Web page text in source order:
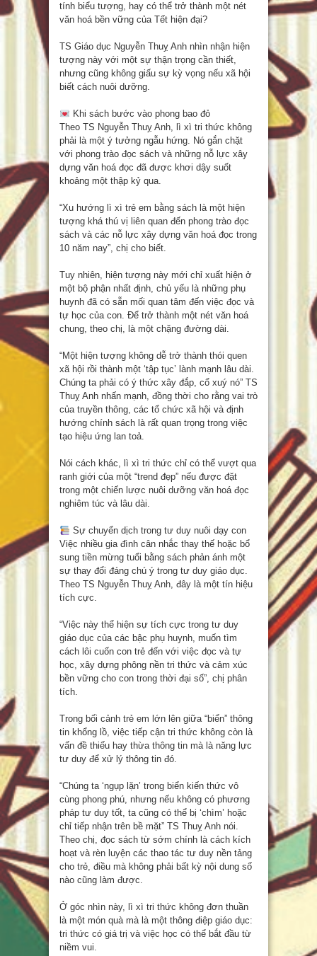
tính biểu tượng, hay có thể trở thành một nét
văn hoá bền vững của Tết hiện đại?
TS Giáo dục Nguyễn Thuỵ Anh nhìn nhận hiện
tượng này với một sự thận trọng cần thiết,
nhưng cũng không giấu sự kỳ vọng nếu xã hội
biết cách nuôi dưỡng.
Khi sách bước vào phong bao đỏ
Theo TS Nguyễn Thuỵ Anh, lì xì tri thức không
phải là một ý tưởng ngẫu hứng. Nó gắn chặt
với phong trào đọc sách và những nỗ lực xây
dựng văn hoá đọc đã được khơi dậy suốt
khoảng một thập kỷ qua.
“Xu hướng lì xì trẻ em bằng sách là một hiện
tượng khá thú vị liên quan đến phong trào đọc
sách và các nỗ lực xây dựng văn hoá đọc trong
10 năm nay”, chị cho biết.
Tuy nhiên, hiện tượng này mới chỉ xuất hiện ở
một bộ phận nhất định, chủ yếu là những phụ
huynh đã có sẵn mối quan tâm đến việc đọc và
tự học của con. Để trở thành một nét văn hoá
chung, theo chị, là một chặng đường dài.
“Một hiện tượng không dễ trở thành thói quen
xã hội rồi thành một ‘tập tục’ lành mạnh lâu dài.
Chúng ta phải có ý thức xây đắp, cổ xuý nó” TS
Thuỵ Anh nhấn mạnh, đồng thời cho rằng vai trò
của truyền thông, các tổ chức xã hội và định
hướng chính sách là rất quan trọng trong việc
tạo hiệu ứng lan toả.
Nói cách khác, lì xì tri thức chỉ có thể vượt qua
ranh giới của một “trend đẹp” nếu được đặt
trong một chiến lược nuôi dưỡng văn hoá đọc
nghiêm túc và lâu dài.
Sự chuyển dịch trong tư duy nuôi dạy con
Việc nhiều gia đình cân nhắc thay thế hoặc bổ
sung tiền mừng tuổi bằng sách phản ánh một
sự thay đổi đáng chú ý trong tư duy giáo dục.
Theo TS Nguyễn Thuỵ Anh, đây là một tín hiệu
tích cực.
“Việc này thể hiện sự tích cực trong tư duy
giáo dục của các bậc phụ huynh, muốn tìm
cách lôi cuốn con trẻ đến với việc đọc và tự
học, xây dựng phông nền tri thức và cảm xúc
bền vững cho con trong thời đại số”, chị phân
tích.
Trong bối cảnh trẻ em lớn lên giữa “biển” thông
tin khổng lồ, việc tiếp cận tri thức không còn là
vấn đề thiếu hay thừa thông tin mà là năng lực
tư duy để xử lý thông tin đó.
“Chúng ta ‘ngụp lặn’ trong biển kiến thức vô
cùng phong phú, nhưng nếu không có phương
pháp tư duy tốt, ta cũng có thể bị ‘chìm’ hoặc
chỉ tiếp nhận trên bề mặt” TS Thuỵ Anh nói.
Theo chị, đọc sách từ sớm chính là cách kích
hoạt và rèn luyện các thao tác tư duy nền tảng
cho trẻ, điều mà không phải bất kỳ nội dung số
nào cũng làm được.
Ở góc nhìn này, lì xì tri thức không đơn thuần
là một món quà mà là một thông điệp giáo dục:
tri thức có giá trị và việc học có thể bắt đầu từ
niềm vui.